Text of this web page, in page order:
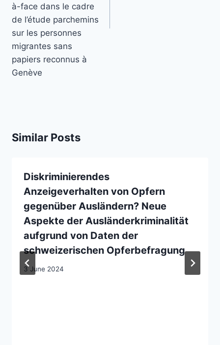
à-face dans le cadre
de l’étude parchemins
sur les personnes
migrantes sans
papiers reconnus à
Genève
Similar Posts
Diskriminierendes
Anzeigeverhalten von Opfern
gegenüber Ausländern? Neue
Aspekte der Ausländerkriminalität
aufgrund von Daten der
schweizerischen Opferbefragung
3 June 2024